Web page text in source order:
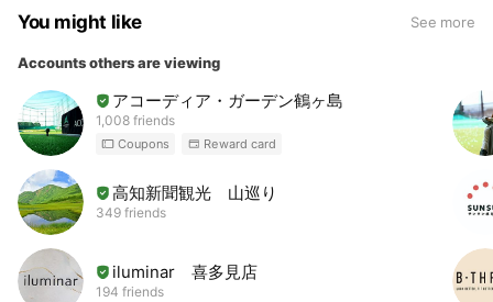
You might like See more
Accounts others are viewing
アコーディア・ガーデン鶴ヶ島
1,008 friends
Coupons Reward card
高知新聞観光 山巡り
349 friends
iluminar 喜多見店
194 friends